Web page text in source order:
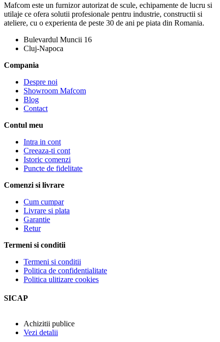
Mafcom este un furnizor autorizat de scule, echipamente de lucru si
utilaje ce ofera solutii profesionale pentru industrie, constructii si
ateliere, cu o experienta de peste 30 de ani pe piata din Romania.
Bulevardul Muncii 16
Cluj-Napoca
Compania
Despre noi
Showroom Mafcom
Blog
Contact
Contul meu
Intra in cont
Creeaza-ti cont
Istoric comenzi
Puncte de fidelitate
Comenzi si livrare
Cum cumpar
Livrare si plata
Garantie
Retur
Termeni si conditii
Termeni si conditii
Politica de confidentialitate
Politica ulitizare cookies
SICAP
Achizitii publice
Vezi detalii